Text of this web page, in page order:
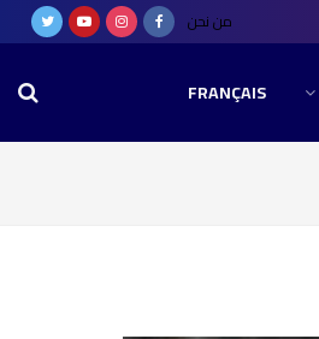
من نحن
FRANÇAIS